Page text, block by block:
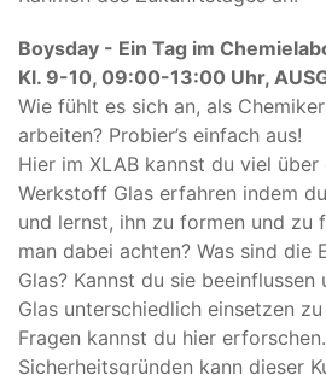
Boysday - Ein Tag im
Kl. 9-10, 09:00-13:00 Uhr,
Wie fühlt es sich an, als
arbeiten? Probier’s einfach aus!
Hier im XLAB kannst du viel
Werkstoff Glas erfahren indem
und lernst, ihn zu formen und zu
man dabei achten? Was sind die
Glas? Kannst du sie beeinflussen
Glas unterschiedlich einsetzen
Fragen kannst du hier
Sicherheitsgründen kann dieser